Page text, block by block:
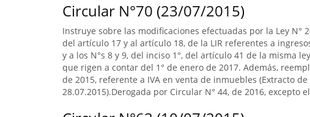
Circular N°70 (23/07/2015)
Instruye sobre las modificaciones efectuadas por la Ley N°
del artículo 17 y al artículo 18, de la LIR referentes a
y a los N°s 8 y 9, del inciso 1°, del artículo 41 de la misma
que rigen a contar del 1° de enero de 2017. Además,
de 2015, referente a IVA en venta de inmuebles (Extracto
28.07.2015).Derogada por Circular N° 44, de 2016, excepto